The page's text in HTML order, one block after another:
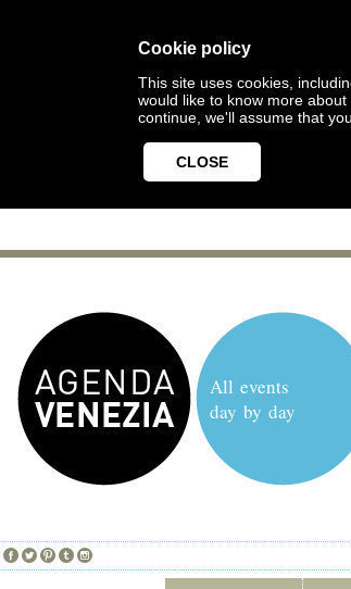
Cookie policy
This site uses cookies,
would like to know more
continue, we'll assume that
CLOSE
All events
day by day